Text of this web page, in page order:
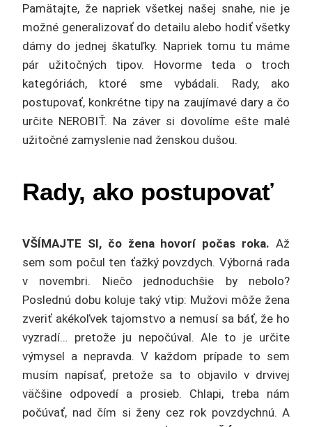
Pamätajte, že napriek všetkej našej snahe, nie je
možné generalizovať do detailu alebo hodiť všetky
dámy do jednej škatuľky. Napriek tomu tu máme
pár užitočných tipov. Hovorme teda o troch
kategóriách, ktoré sme vybádali. Rady, ako
postupovať, konkrétne tipy na zaujímavé dary a čo
určite NEROBIŤ. Na záver si dovolíme ešte malé
užitočné zamyslenie nad ženskou dušou.
Rady, ako postupovať
VŠÍMAJTE SI, čo žena hovorí počas roka. Až
sem som počul ten ťažký povzdych. Výborná rada
v novembri. Niečo jednoduchšie by nebolo?
Poslednú dobu koluje taký vtip: Mužovi môže žena
zveriť akékoľvek tajomstvo a nemusí sa báť, že ho
vyzradí… pretože ju nepočúval. Ale to je určite
výmysel a nepravda. V každom prípade to sem
musím napísať, pretože sa to objavilo v drvivej
väčšine odpovedí a prosieb. Chlapi, treba nám
počúvať, nad čím si ženy cez rok povzdychnú. A